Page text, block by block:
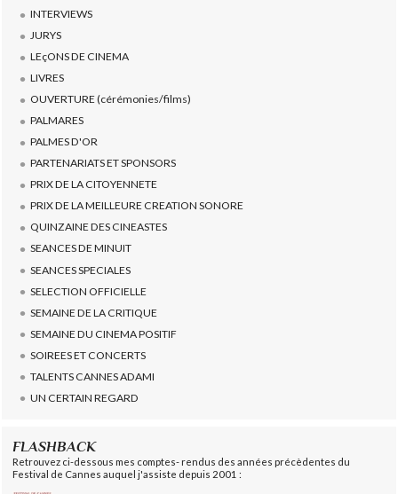
INTERVIEWS
JURYS
LEçONS DE CINEMA
LIVRES
OUVERTURE (cérémonies/films)
PALMARES
PALMES D'OR
PARTENARIATS ET SPONSORS
PRIX DE LA CITOYENNETE
PRIX DE LA MEILLEURE CREATION SONORE
QUINZAINE DES CINEASTES
SEANCES DE MINUIT
SEANCES SPECIALES
SELECTION OFFICIELLE
SEMAINE DE LA CRITIQUE
SEMAINE DU CINEMA POSITIF
SOIREES ET CONCERTS
TALENTS CANNES ADAMI
UN CERTAIN REGARD
FLASHBACK
Retrouvez ci-dessous mes comptes- rendus des années précèdentes du
Festival de Cannes auquel j'assiste depuis 2001 :